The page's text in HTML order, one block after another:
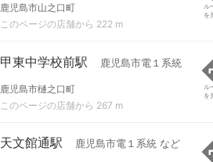
鹿児島市山之口町
このページの店舗から 222 m
ル
を
甲東中学校前駅 鹿児島市電１系統
鹿児島市樋之口町
このページの店舗から 267 m
ル
を
天文館通駅 鹿児島市電１系統 など